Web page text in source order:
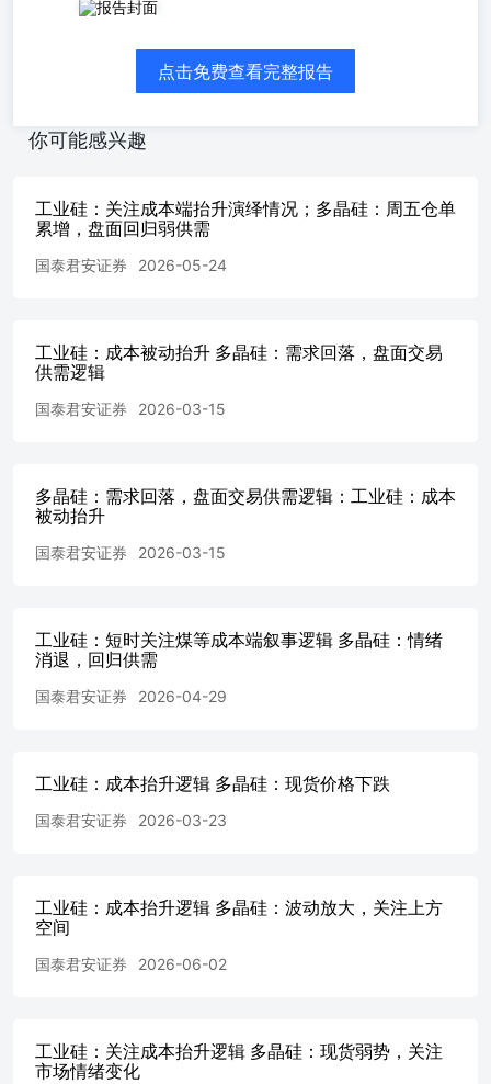
工业硅：成本抬升 多晶硅：盘面回归供需逻辑 张航投资咨
踪】 工业硅、多晶硅基本面数据 【宏观及行业新闻】 信实
工业顺利完成首批200MWp高效光伏组件的投产与交付，旗
年新能源业务全面落地运 行。据企业最新年报披露，本次
该款全新HJT组件发电增益提升近10%，整体衰减率降低
25%左右，大幅优化了设备长期运行稳定性与发电效能。
（铁合金在线） 【趋势强度】 工业硅趋势强度：0；多晶
称“本公司”）具有中国证监会核准的期货投资咨询业务资格
（证监许可[2011]1449号）。 本报告的观点和信息仅供本公
司的专业投资者参考，无意针对或打算违反任何地区、国
关信息。本报告不构成具体业务的推介，亦不应被视为任何
投资、法律、会计或税务建议，且本公司不会因接收人收到
受能力自行作出投资决定并自主承担投资风险，不应凭借本
报告内容独立、客观、公正。本报告仅反映作者的不同设
想、见解及分析方法。本报告所载的观点并不代表本公司或
告的信息来源于已公开的资料，但本公司对该等信息的准确
现依据。在不同时期，或因使用不同假设和标准，采用不同
观点和分析方法，本公司可发出与本报告所载资料、意见及
当自行关注相应的更新或修改。 本报告中所指的研究服务
虑本报告中的任何意见或建议是否符合其特定状况。在任何
情况下，本报告中的信息或所表述的意见均不构成对任何人
不对任何人因使用本报告中的任何内容所引致的任何直接或
间接损失或与此有关的其他损失负任何责任。投资者务必注
点击免费查看完整报告
你可能感兴趣
工业硅：关注成本端抬升演绎情况；多晶硅：周五仓单
累增，盘面回归弱供需
国泰君安证券 2026-05-24
工业硅：成本被动抬升 多晶硅：需求回落，盘面交易
供需逻辑
国泰君安证券 2026-03-15
多晶硅：需求回落，盘面交易供需逻辑：工业硅：成本
被动抬升
国泰君安证券 2026-03-15
工业硅：短时关注煤等成本端叙事逻辑 多晶硅：情绪
消退，回归供需
国泰君安证券 2026-04-29
工业硅：成本抬升逻辑 多晶硅：现货价格下跌
国泰君安证券 2026-03-23
工业硅：成本抬升逻辑 多晶硅：波动放大，关注上方
空间
国泰君安证券 2026-06-02
工业硅：关注成本抬升逻辑 多晶硅：现货弱势，关注
市场情绪变化